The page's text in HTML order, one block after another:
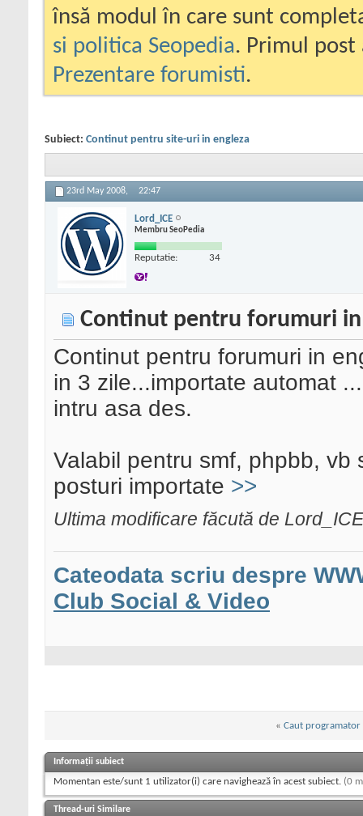
însă modul în care sunt
si politica Seopedia. Primul
Prezentare forumisti.
Subiect: Continut pentru site-uri in engleza
23rd May 2008, 22:47
Lord_ICE
Membru SeoPedia
Reputatie: 34
Continut pentru forumuri in
Continut pentru forumuri in
in 3 zile...importate automat
intru asa des.
Valabil pentru smf, phpbb, vb
posturi importate >>
Ultima modificare făcută de
Cateodata scriu despre
Club Social & Video
« Caut programator
Informații subiect
Momentan este/sunt 1 utilizator(i) care navighează în acest subiect. (0
Thread-uri Similare